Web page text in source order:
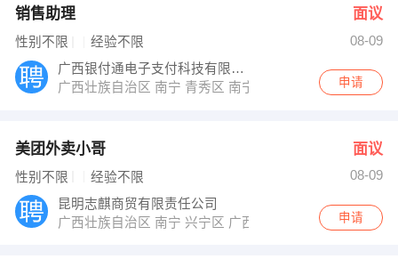
销售助理 面议
性别不限 经验不限
08-09
广西银付通电子支付科技有限公司
广西壮族自治区 南宁 青秀区 南宁市青秀区中柬路9号利
申请
美团外卖小哥 面议
性别不限 经验不限
08-09
昆明志麒商贸有限责任公司
广西壮族自治区 南宁 兴宁区 广西南宁兴宁区民族大厦1
申请